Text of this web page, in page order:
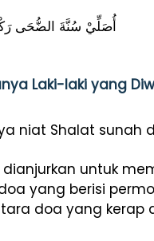
أُصَلِّيْ سُنَّةَ الضُّحَى
Laki-laki yang
niat Shalat sunah
dianjurkan untuk
yang berisi
doa yang